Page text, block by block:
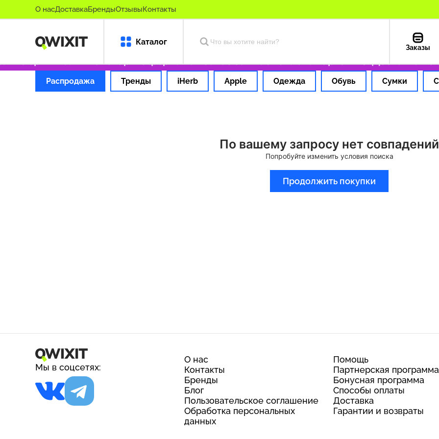
О насДоставкаБрендыОтзывыКонтакты
Каталог
Заказы
оригинальные товары Оформляем заказ за 1 час Оплата картой РФ Доставка из
Распродажа Тренды iHerb Apple Одежда Обувь Сумки
По вашему запросу нет совпадений
Попробуйте изменить условия поиска
Продолжить покупки
Мы в соцсетях:
О нас
Контакты
Бренды
Блог
Пользовательское соглашение
Обработка персональных
данных
Помощь
Партнерская программа
Бонусная программа
Способы оплаты
Доставка
Гарантии и возвраты